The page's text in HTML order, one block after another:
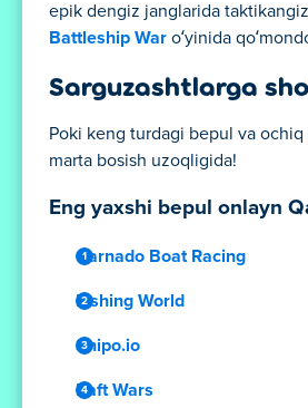
epik dengiz janglarida
Battleship War o‘yinida
Sarguzashtlarga
Poki keng turdagi bepul va
marta bosish uzoqligida!
Eng yaxshi bepul onlayn
Carnado Boat Racing
Fishing World
Shipo.io
Raft Wars